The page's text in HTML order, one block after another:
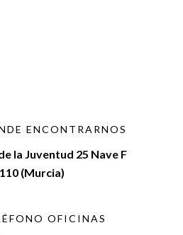
ENCONTRARNOS
la Juventud 25 Nave F
(Murcia)
OFICINAS